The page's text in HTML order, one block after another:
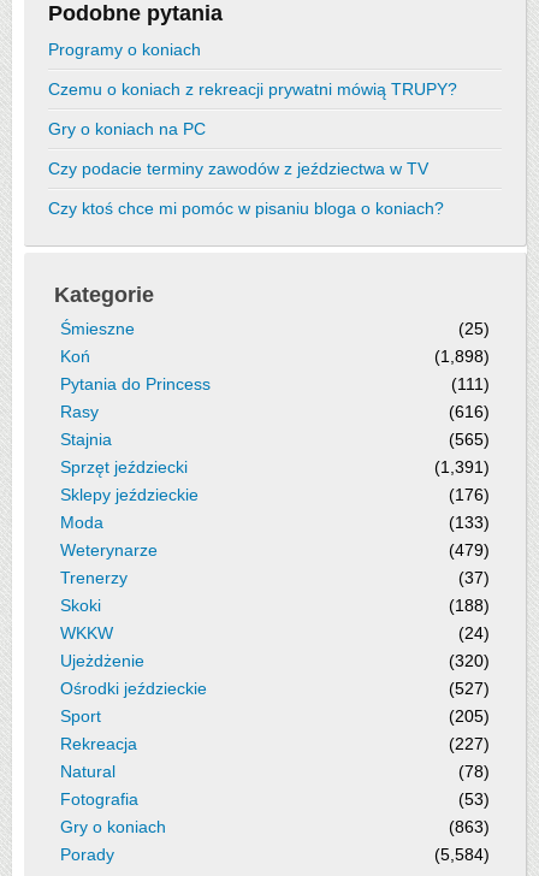
Podobne pytania
Programy o koniach
Czemu o koniach z rekreacji prywatni mówią TRUPY?
Gry o koniach na PC
Czy podacie terminy zawodów z jeździectwa w TV
Czy ktoś chce mi pomóc w pisaniu bloga o koniach?
Kategorie
Śmieszne
(25)
Koń
(1,898)
Pytania do Princess
(111)
Rasy
(616)
Stajnia
(565)
Sprzęt jeździecki
(1,391)
Sklepy jeździeckie
(176)
Moda
(133)
Weterynarze
(479)
Trenerzy
(37)
Skoki
(188)
WKKW
(24)
Ujeżdżenie
(320)
Ośrodki jeździeckie
(527)
Sport
(205)
Rekreacja
(227)
Natural
(78)
Fotografia
(53)
Gry o koniach
(863)
Porady
(5,584)